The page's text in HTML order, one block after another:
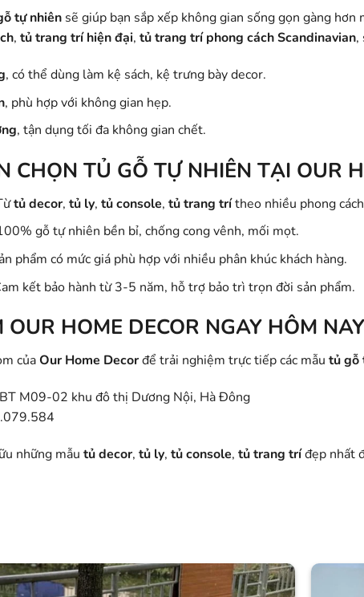
tự nhiên sẽ giúp bạn sắp xếp không gian sống gọn gàng
, tủ trang trí hiện đại, tủ trang trí phong cách Scandinavian,
, có thể dùng làm kệ sách, kệ trưng bày decor.
, phù hợp với không gian hẹp.
, tận dụng tối đa không gian chết.
CHỌN TỦ GỖ TỰ NHIÊN TẠI OUR
tủ decor, tủ ly, tủ console, tủ trang trítheo nhiều phong
gỗ tự nhiên bền bỉ, chống cong vênh, mối mọt.
phẩm có mức giá phù hợp với nhiều phân khúc khách hàng.
kết bảo hành từ 3-5 năm, hỗ trợ bảo trì trọn đời sản phẩm.
HOME DECOR NGAY HÔM
củaOur Home Decorđể trải nghiệm trực tiếp các mẫu tủ gỗ
M09-02 khu đô thị Dương Nội, Hà Đông
những mẫu tủ decor, tủ ly, tủ console, tủ trang tríđẹp nhất